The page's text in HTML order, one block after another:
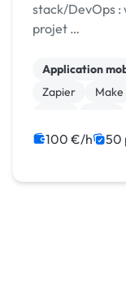
stack/DevOps :
projet …
Application
Zapier
Make
100 €/h 50